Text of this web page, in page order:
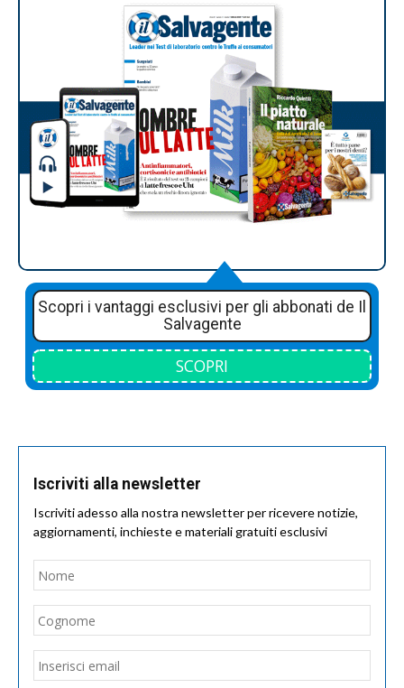
Scopri i vantaggi esclusivi per gli abbonati de Il
Salvagente
SCOPRI
Iscriviti alla newsletter
Iscriviti adesso alla nostra newsletter per ricevere notizie,
aggiornamenti, inchieste e materiali gratuiti esclusivi
Nome
Email